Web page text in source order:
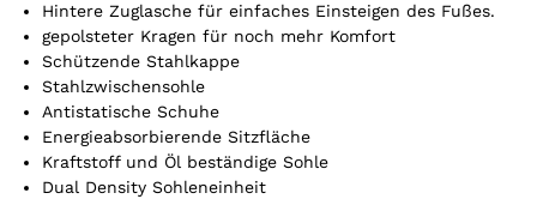
k
e
l
.
Y
o
u
Hintere Zuglasche für einfaches Einsteigen des Fußes.
gepolsteter Kragen für noch mehr Komfort
Schützende Stahlkappe
Stahlzwischensohle
Antistatische Schuhe
Energieabsorbierende Sitzfläche
Kraftstoff und Öl beständige Sohle
Dual Density Sohleneinheit